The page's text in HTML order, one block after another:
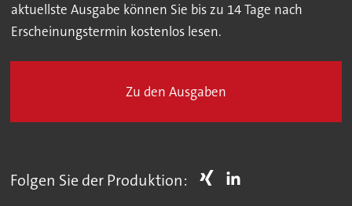
aktuellste Ausgabe können Sie bis zu 14 Tage nach
Erscheinungstermin kostenlos lesen.
Zu den Ausgaben
Folgen Sie der Produktion: